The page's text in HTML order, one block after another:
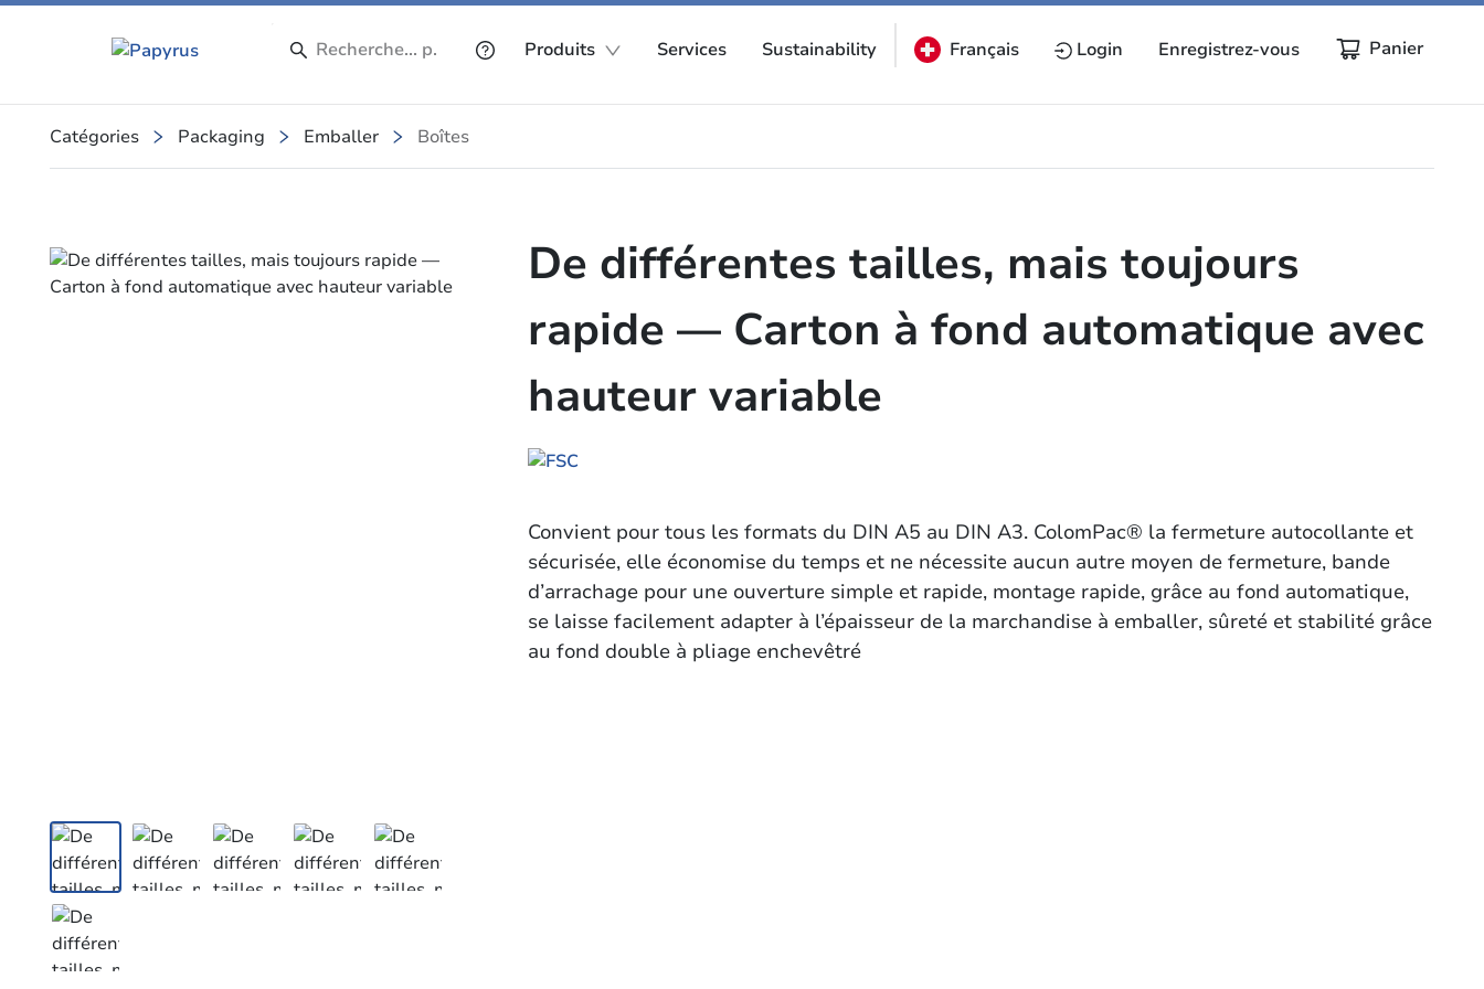
Produits Services Sustainability Français Login Enregistrez-vous Panier
Catégories Packaging Emballer Boîtes
Slide 1 of 6
De différentes tailles, mais toujours
rapide — Carton à fond automatique avec
hauteur variable
Convient pour tous les formats du DIN A5 au DIN A3. ColomPac® la fermeture autocollante et
sécurisée, elle économise du temps et ne nécessite aucun autre moyen de fermeture, bande
d’arrachage pour une ouverture simple et rapide, montage rapide, grâce au fond automatique,
se laisse facilement adapter à l’épaisseur de la marchandise à emballer, sûreté et stabilité grâce
au fond double à pliage enchevêtré